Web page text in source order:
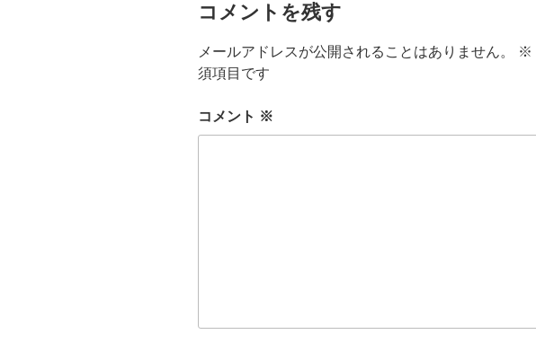
コメントを残す
メールアドレスが公開されることはありません。 ※
須項目です
コメント ※